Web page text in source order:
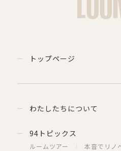
トップページ
わたしたちについて
94トピックス
ルームツアー 本音でリノ